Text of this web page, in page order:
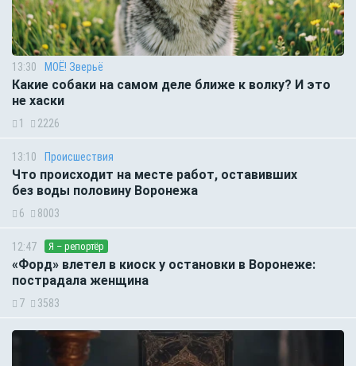
13:30 МОЁ! Зверьё
Какие собаки на самом деле ближе к волку? И это
не хаски
1 2226
13:10 Происшествия
Что происходит на месте работ, оставивших
без воды половину Воронежа
6 8003
12:47 Я – репортёр
«Форд» влетел в киоск у остановки в Воронеже:
пострадала женщина
7 3583